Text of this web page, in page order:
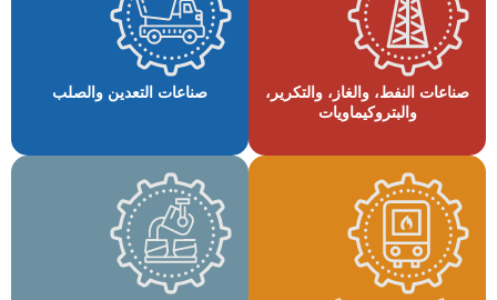
صناعات النفط، والغاز، والتكرير،
والبتروكيماويات
صناعات التعدين والصلب